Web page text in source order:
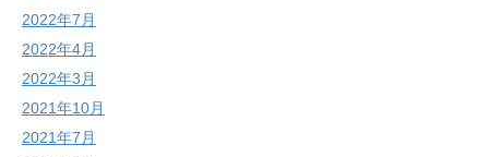
2022年7月
2022年4月
2022年3月
2021年10月
2021年7月